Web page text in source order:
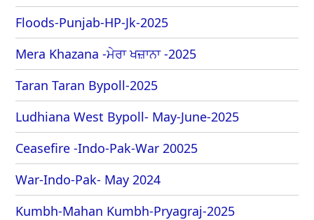
Floods-Punjab-HP-Jk-2025
Mera Khazana -ਮੇਰਾ ਖਜ਼ਾਨਾ -2025
Taran Taran Bypoll-2025
Ludhiana West Bypoll- May-June-2025
Ceasefire -Indo-Pak-War 20025
War-Indo-Pak- May 2024
Kumbh-Mahan Kumbh-Pryagraj-2025